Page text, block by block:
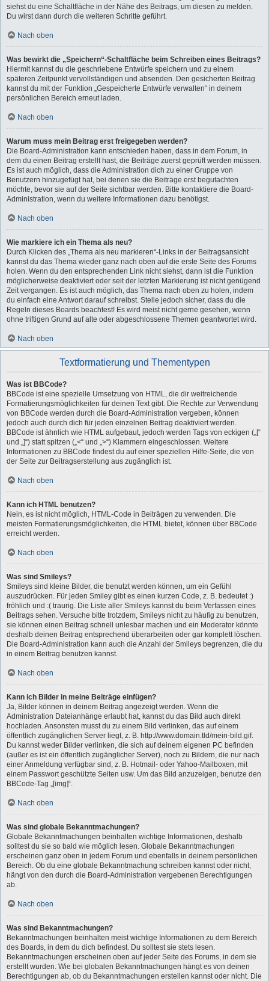
siehst du eine Schaltfläche in der Nähe des Beitrags, um diesen zu melden.
Du wirst dann durch die weiteren Schritte geführt.
Nach oben
Was bewirkt die „Speichern“-Schaltfläche beim Schreiben eines Beitrags?
Hiermit kannst du die geschriebene Entwürfe speichern und zu einem
späteren Zeitpunkt vervollständigen und absenden. Den gesicherten Beitrag
kannst du mit der Funktion „Gespeicherte Entwürfe verwalten“ in deinem
persönlichen Bereich erneut laden.
Nach oben
Warum muss mein Beitrag erst freigegeben werden?
Die Board-Administration kann entschieden haben, dass in dem Forum, in
dem du einen Beitrag erstellt hast, die Beiträge zuerst geprüft werden müssen.
Es ist auch möglich, dass die Administration dich zu einer Gruppe von
Benutzern hinzugefügt hat, bei denen sie die Beiträge erst begutachten
möchte, bevor sie auf der Seite sichtbar werden. Bitte kontaktiere die Board-
Administration, wenn du weitere Informationen dazu benötigst.
Nach oben
Wie markiere ich ein Thema als neu?
Durch Klicken des „Thema als neu markieren“-Links in der Beitragsansicht
kannst du das Thema wieder ganz nach oben auf die erste Seite des Forums
holen. Wenn du den entsprechenden Link nicht siehst, dann ist die Funktion
möglicherweise deaktiviert oder seit der letzten Markierung ist nicht genügend
Zeit vergangen. Es ist auch möglich, das Thema nach oben zu holen, indem
du einfach eine Antwort darauf schreibst. Stelle jedoch sicher, dass du die
Regeln dieses Boards beachtest! Es wird meist nicht gerne gesehen, wenn
ohne triftigen Grund auf alte oder abgeschlossene Themen geantwortet wird.
Nach oben
Textformatierung und Thementypen
Was ist BBCode?
BBCode ist eine spezielle Umsetzung von HTML, die dir weitreichende
Formatierungsmöglichkeiten für deinen Text gibt. Die Rechte zur Verwendung
von BBCode werden durch die Board-Administration vergeben, können
jedoch auch durch dich für jeden einzelnen Beitrag deaktiviert werden.
BBCode ist ähnlich wie HTML aufgebaut, jedoch werden Tags von eckigen („[“
und „]“) statt spitzen („<“ und „>“) Klammern eingeschlossen. Weitere
Informationen zu BBCode findest du auf einer speziellen Hilfe-Seite, die von
der Seite zur Beitragserstellung aus zugänglich ist.
Nach oben
Kann ich HTML benutzen?
Nein, es ist nicht möglich, HTML-Code in Beiträgen zu verwenden. Die
meisten Formatierungsmöglichkeiten, die HTML bietet, können über BBCode
erreicht werden.
Nach oben
Was sind Smileys?
Smileys sind kleine Bilder, die benutzt werden können, um ein Gefühl
auszudrücken. Für jeden Smiley gibt es einen kurzen Code, z. B. bedeutet :)
fröhlich und :( traurig. Die Liste aller Smileys kannst du beim Verfassen eines
Beitrags sehen. Versuche bitte trotzdem, Smileys nicht zu häufig zu benutzen,
sie können einen Beitrag schnell unlesbar machen und ein Moderator könnte
deshalb deinen Beitrag entsprechend überarbeiten oder gar komplett löschen.
Die Board-Administration kann auch die Anzahl der Smileys begrenzen, die du
in einem Beitrag benutzen kannst.
Nach oben
Kann ich Bilder in meine Beiträge einfügen?
Ja, Bilder können in deinem Beitrag angezeigt werden. Wenn die
Administration Dateianhänge erlaubt hat, kannst du das Bild auch direkt
hochladen. Ansonsten musst du zu einem Bild verlinken, das auf einem
öffentlich zugänglichen Server liegt, z. B. http://www.domain.tld/mein-bild.gif.
Du kannst weder Bilder verlinken, die sich auf deinem eigenen PC befinden
(außer es ist ein öffentlich zugänglicher Server), noch zu Bildern, die nur nach
einer Anmeldung verfügbar sind, z. B. Hotmail- oder Yahoo-Mailboxen, mit
einem Passwort geschützte Seiten usw. Um das Bild anzuzeigen, benutze den
BBCode-Tag „[img]“.
Nach oben
Was sind globale Bekanntmachungen?
Globale Bekanntmachungen beinhalten wichtige Informationen, deshalb
solltest du sie so bald wie möglich lesen. Globale Bekanntmachungen
erscheinen ganz oben in jedem Forum und ebenfalls in deinem persönlichen
Bereich. Ob du eine globale Bekanntmachung schreiben kannst oder nicht,
hängt von den durch die Board-Administration vergebenen Berechtigungen
ab.
Nach oben
Was sind Bekanntmachungen?
Bekanntmachungen beinhalten meist wichtige Informationen zu dem Bereich
des Boards, in dem du dich befindest. Du solltest sie stets lesen.
Bekanntmachungen erscheinen oben auf jeder Seite des Forums, in dem sie
erstellt wurden. Wie bei globalen Bekanntmachungen hängt es von deinen
Berechtigungen ab, ob du Bekanntmachungen erstellen kannst oder nicht. Die